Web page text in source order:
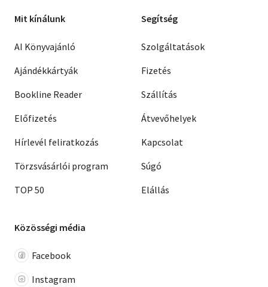
Mit kínálunk
AI Könyvajánló
Ajándékkártyák
Bookline Reader
Előfizetés
Hírlevél feliratkozás
Törzsvásárlói program
TOP 50
Segítség
Szolgáltatások
Fizetés
Szállítás
Átvevőhelyek
Kapcsolat
Súgó
Elállás
Közösségi média
Facebook
Instagram